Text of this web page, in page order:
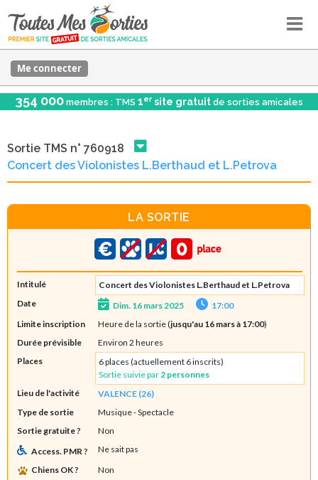
Me connecter
354 000 membres : TMS 1er site gratuit de sorties amicales
Sortie TMS n° 760918
Concert des Violonistes L.Berthaud et L.Petrova
LA SORTIE
Intitulé
Concert des Violonistes L.Berthaud et L.Petrova
Date
Dim. 16 mars 2025
17:00
Limite inscription
Heure de la sortie (jusqu'au 16 mars à 17:00)
Durée prévisible
Environ 2 heures
Places
6 places (actuellement 6 inscrits)
Sortie suivie par 2 personnes
Lieu de l'activité
VALENCE (26)
Type de sortie
Musique- Spectacle
Sortie gratuite ?
Non
Access. PMR ?
Ne sait pas
Chiens OK ?
Non